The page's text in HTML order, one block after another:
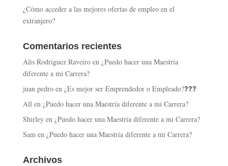
¿Cómo acceder a las mejores ofertas de empleo en el
extranjero?
Comentarios recientes
Alis Rodríguez Raveiroen ¿Puedo hacer una Maestría
diferente a mi Carrera?
juan pedroen ¿Es mejor ser Emprendedor o Empleado?❓❓❓
Allen ¿Puedo hacer una Maestría diferente a mi Carrera?
Shirleyen ¿Puedo hacer una Maestría diferente a mi Carrera?
Samen ¿Puedo hacer una Maestría diferente a mi Carrera?
Archivos